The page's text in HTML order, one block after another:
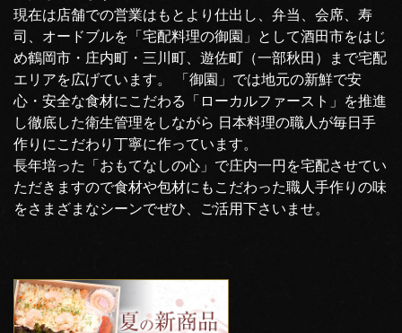
現在は店舗での営業はもとより仕出し、弁当、会席、寿
司、オードブルを「宅配料理の御園」として酒田市をはじ
め鶴岡市・庄内町・三川町、遊佐町（一部秋田）まで宅配
エリアを広げています。 「御園」では地元の新鮮で安
心・安全な食材にこだわる「ローカルファースト」を推進
し徹底した衛生管理をしながら 日本料理の職人が毎日手
作りにこだわり丁寧に作っています。
長年培った「おもてなしの心」で庄内一円を宅配させてい
ただきますので食材や包材にもこだわった職人手作りの味
をさまざまなシーンでぜひ、ご活用下さいませ。